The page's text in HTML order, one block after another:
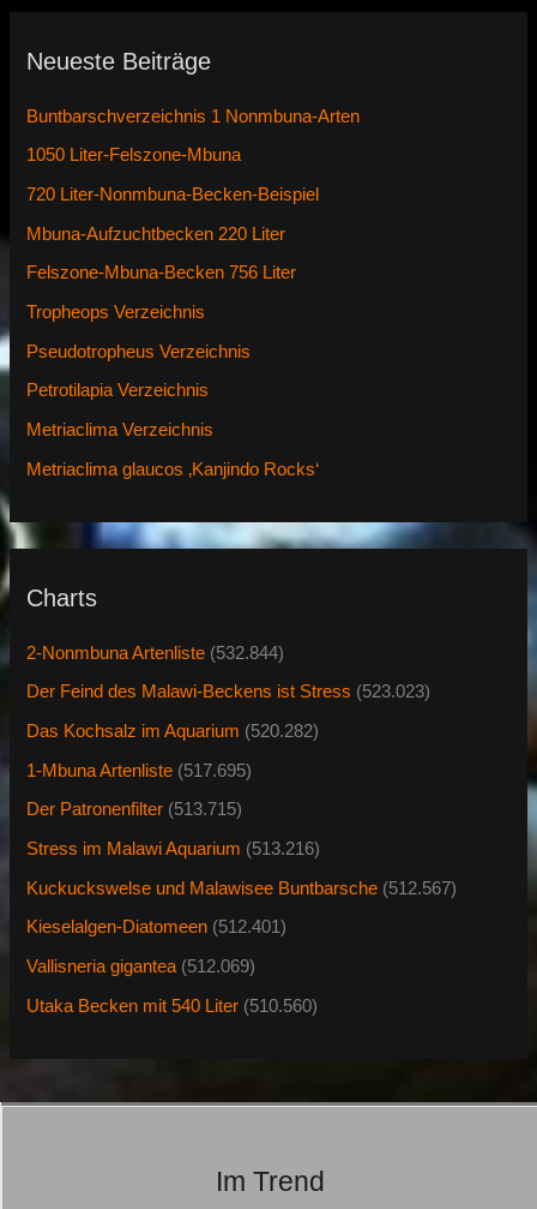
Neueste Beiträge
Buntbarschverzeichnis 1 Nonmbuna-Arten
1050 Liter-Felszone-Mbuna
720 Liter-Nonmbuna-Becken-Beispiel
Mbuna-Aufzuchtbecken 220 Liter
Felszone-Mbuna-Becken 756 Liter
Tropheops Verzeichnis
Pseudotropheus Verzeichnis
Petrotilapia Verzeichnis
Metriaclima Verzeichnis
Metriaclima glaucos ‚Kanjindo Rocks‘
Charts
2-Nonmbuna Artenliste (532.844)
Der Feind des Malawi-Beckens ist Stress (523.023)
Das Kochsalz im Aquarium (520.282)
1-Mbuna Artenliste (517.695)
Der Patronenfilter (513.715)
Stress im Malawi Aquarium (513.216)
Kuckuckswelse und Malawisee Buntbarsche (512.567)
Kieselalgen-Diatomeen (512.401)
Vallisneria gigantea (512.069)
Utaka Becken mit 540 Liter (510.560)
Im Trend